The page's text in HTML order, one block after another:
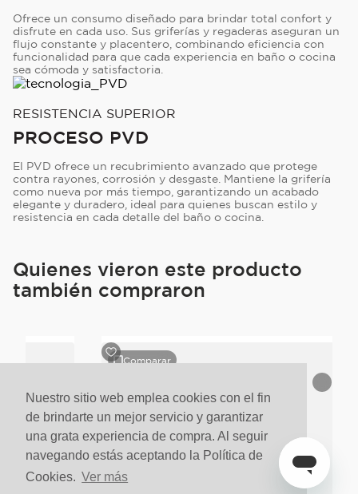
Nuestro sitio web emplea cookies con el fin
de brindarte un mejor servicio y garantizar
una grata experiencia de compra. Al seguir
navegando estás aceptando la Política de
Cookies. Ver más
Ofrece un consumo diseñado para brindar total confort y
disfrute en cada uso. Sus griferías y regaderas aseguran un
flujo constante y placentero, combinando eficiencia con
funcionalidad para que cada experiencia en baño o cocina
sea cómoda y satisfactoria.
RESISTENCIA SUPERIOR
PROCESO PVD
El PVD ofrece un recubrimiento avanzado que protege
contra rayones, corrosión y desgaste. Mantiene la grifería
como nueva por más tiempo, garantizando un acabado
elegante y duradero, ideal para quienes buscan estilo y
resistencia en cada detalle del baño o cocina.
Quienes vieron este producto
también compraron
Comparar